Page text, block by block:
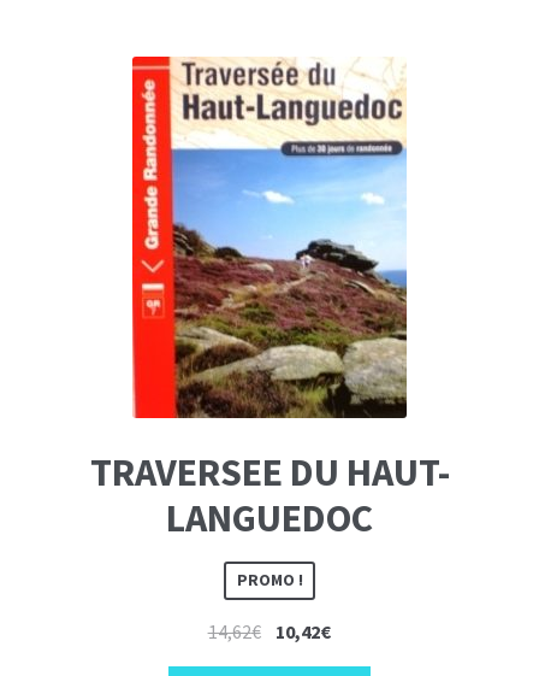
TRAVERSEE DU HAUT-
LANGUEDOC
PROMO !
14,62€ Le10,42€Le